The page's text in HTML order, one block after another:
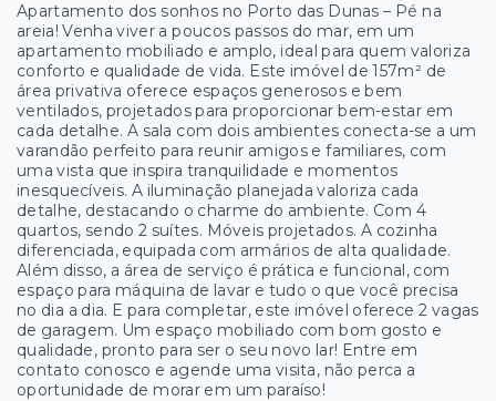
Apartamento dos sonhos no Porto das Dunas – Pé na
areia! Venha viver a poucos passos do mar, em um
apartamento mobiliado e amplo, ideal para quem valoriza
conforto e qualidade de vida. Este imóvel de 157m² de
área privativa oferece espaços generosos e bem
ventilados, projetados para proporcionar bem-estar em
cada detalhe. A sala com dois ambientes conecta-se a um
varandão perfeito para reunir amigos e familiares, com
uma vista que inspira tranquilidade e momentos
inesquecíveis. A iluminação planejada valoriza cada
detalhe, destacando o charme do ambiente. Com 4
quartos, sendo 2 suítes. Móveis projetados. A cozinha
diferenciada, equipada com armários de alta qualidade.
Além disso, a área de serviço é prática e funcional, com
espaço para máquina de lavar e tudo o que você precisa
no dia a dia. E para completar, este imóvel oferece 2 vagas
de garagem. Um espaço mobiliado com bom gosto e
qualidade, pronto para ser o seu novo lar! Entre em
contato conosco e agende uma visita, não perca a
oportunidade de morar em um paraíso!